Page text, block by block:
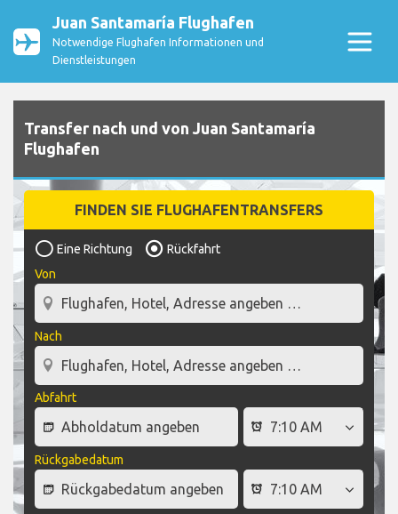
Juan Santamaría Flughafen
Notwendige Flughafen Informationen und
Dienstleistungen
Transfer nach und von Juan Santamaría
Flughafen
FINDEN SIE FLUGHAFENTRANSFERS
Eine Richtung
Rückfahrt
Von
Nach
Abfahrt
Rückgabedatum